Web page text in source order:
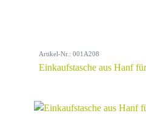
Artikel-Nr.: 001A208
Einkaufstasche aus Hanf